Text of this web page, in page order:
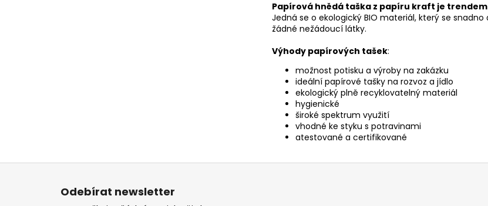
Papírová hnědá taška z papíru kraft je
Jedná se o ekologický BIO materiál, který se
žádné nežádoucí látky.
Výhody papírových tašek:
možnost potisku a výroby na zakázku
ideální papírové tašky na rozvoz a jídlo
ekologický plně recyklovatelný materiál
hygienické
široké spektrum využití
vhodné ke styku s potravinami
atestované a certifikované
Z
Odebírat newsletter